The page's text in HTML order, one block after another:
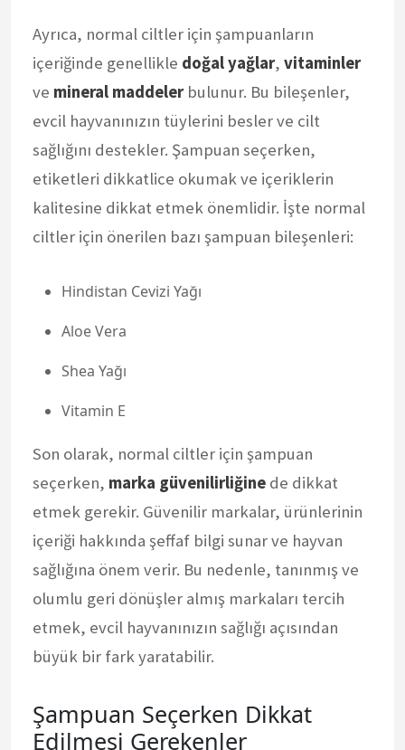
Ayrıca, normal ciltler için şampuanların
içeriğinde genellikle doğal yağlar, vitaminler
ve mineral maddelerbulunur. Bu bileşenler,
evcil hayvanınızın tüylerini besler ve cilt
sağlığını destekler. Şampuan seçerken,
etiketleri dikkatlice okumak ve içeriklerin
kalitesine dikkat etmek önemlidir. İşte normal
ciltler için önerilen bazı şampuan bileşenleri:
Hindistan Cevizi Yağı
Aloe Vera
Shea Yağı
Vitamin E
Son olarak, normal ciltler için şampuan
seçerken, marka güvenilirliğine de dikkat
etmek gerekir. Güvenilir markalar, ürünlerinin
içeriği hakkında şeffaf bilgi sunar ve hayvan
sağlığına önem verir. Bu nedenle, tanınmış ve
olumlu geri dönüşler almış markaları tercih
etmek, evcil hayvanınızın sağlığı açısından
büyük bir fark yaratabilir.
Şampuan Seçerken Dikkat
Edilmesi Gerekenler